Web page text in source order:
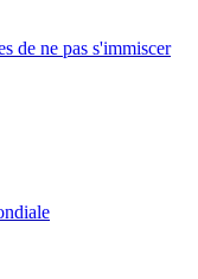
de ne pas s'immiscer